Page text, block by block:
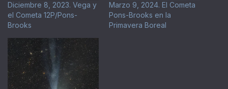
Diciembre 8, 2023. Vega y
el Cometa 12P/Pons-
Brooks
Marzo 9, 2024. El Cometa
Pons-Brooks en la
Primavera Boreal